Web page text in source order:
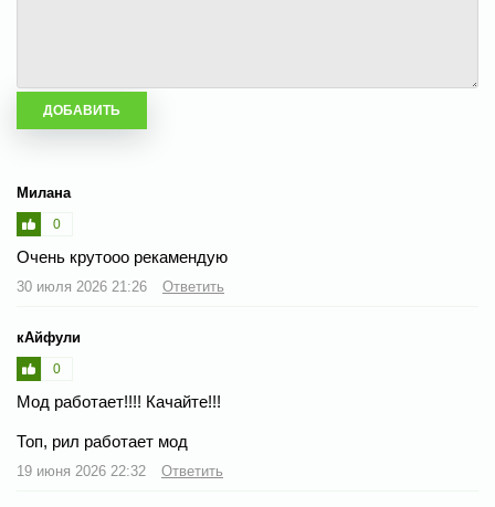
Милана
0
Очень крутооо рекамендую
30 июля 2026 21:26 Ответить
кАйфули
0
Мод работает!!!! Качайте!!!
Топ, рил работает мод
19 июня 2026 22:32 Ответить